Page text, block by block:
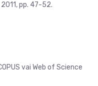
2011, pp. 47-52.
vai Web of Science